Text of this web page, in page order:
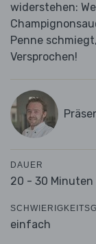
widerstehen:
Penne
Versprochen!
DAUER
20 - 30 Minuten
einfach